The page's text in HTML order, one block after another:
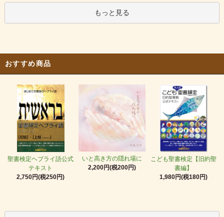
もっと見る
おすすめ商品
聖書検定ヘブライ語公式
テキスト
2,750円(税250円)
いと高き方の隠れ場に
2,200円(税200円)
こども聖書検定【旧約聖
書編】
1,980円(税180円)